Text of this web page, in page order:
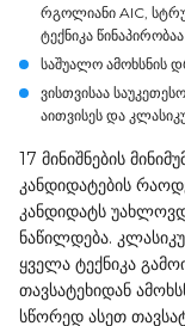
რგოლიანი AIC,
ტექნიკა წინაპირობაა
საშუალო ამოხსნის
ვისთვისაა საუკეთესო
აითვისეს და
17 მინიშნების
კანდიდატების
კანდიდატს
ნაწილდება.
ყველა ტექნიკა
თავსატეხიდან
სწორედ ასეთ